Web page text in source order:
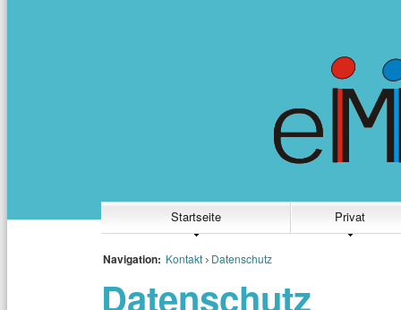
Startseite Privat
Navigation: Kontakt Datenschutz
Datenschutz